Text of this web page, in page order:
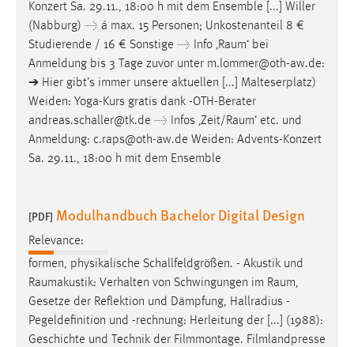
Konzert Sa. 29.11., 18:00 h mit dem Ensemble [...] Willer
(Nabburg) → á max. 15 Personen; Unkostenanteil 8 €
Studierende / 16 € Sonstige → Info ‚Raum‘ bei
Anmeldung bis 3 Tage zuvor unter m.lommer@oth-aw.de:
➔ Hier gibt’s immer unsere aktuellen [...] Malteserplatz)
Weiden: Yoga-Kurs gratis dank -OTH-Berater
andreas.schaller@tk.de → Infos ‚Zeit/Raum‘ etc. und
Anmeldung: c.raps@oth-aw.de Weiden: Advents-Konzert
Sa. 29.11., 18:00 h mit dem Ensemble
[PDF] Modulhandbuch Bachelor Digital Design
Relevance:
formen, physikalische Schallfeldgrößen. - Akustik und
Raumakustik: Verhalten von Schwingungen im Raum,
Gesetze der Reflektion und Dämpfung, Hallradius -
Pegeldefinition und -rechnung: Herleitung der [...] (1988):
Geschichte und Technik der Filmmontage. Filmlandpresse